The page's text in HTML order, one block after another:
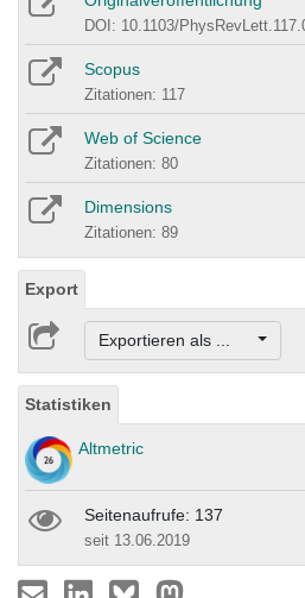
DOI: 10.1103/
Scopus
Zitationen: 117
Web of Science
Zitationen: 80
Dimensions
Zitationen: 89
Export
Exportieren als ...
Statistiken
Altmetric
Seitenaufrufe: 137
seit 13.06.2019